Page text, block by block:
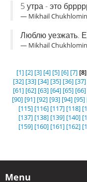
5 утра - это
— Mikhail
Люблю уезжать.
— Mikhail
[1] [2] [3] [4] [5] [6] [7] [8]
[32] [33] [34] [35] [36] [37]
[61] [62] [63] [64] [65] [66]
[90] [91] [92] [93] [94] [95]
[115] [116] [117] [118]
[137] [138] [139] [140]
[159] [160] [161] [162]
Menu